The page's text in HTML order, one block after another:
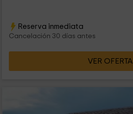
Reserva inmediata
Cancelación 30 días antes
VER OFERTA